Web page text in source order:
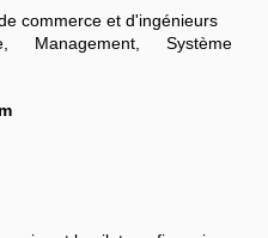
commerce et d'ingénieurs
Management, Système